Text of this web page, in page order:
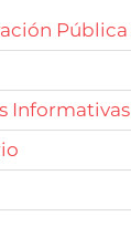
Pública
Informativas